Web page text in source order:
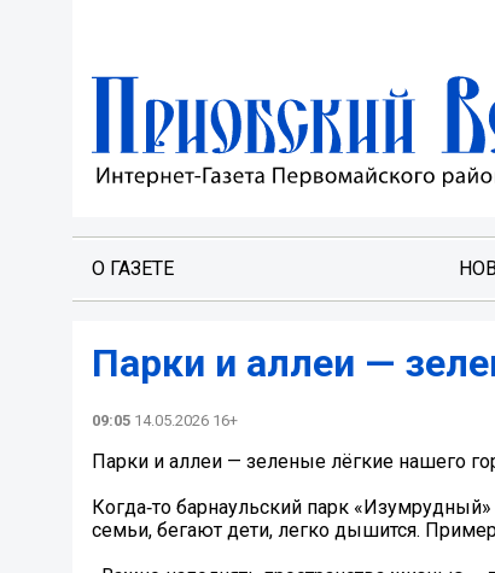
О ГАЗЕТЕ
Парки и аллеи —
09:05 14.05.2026 16+
Парки и аллеи — зеленые лёгкие нашего
Когда‑то барнаульский парк
семьи, бегают дети, легко дышится.